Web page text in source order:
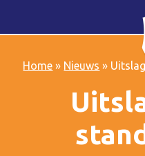
Home » Nieuws »